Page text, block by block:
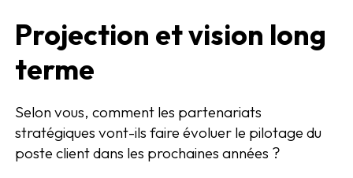
Projection et vision long
terme
Selon vous, comment les partenariats
stratégiques vont-ils faire évoluer le pilotage du
poste client dans les prochaines années ?